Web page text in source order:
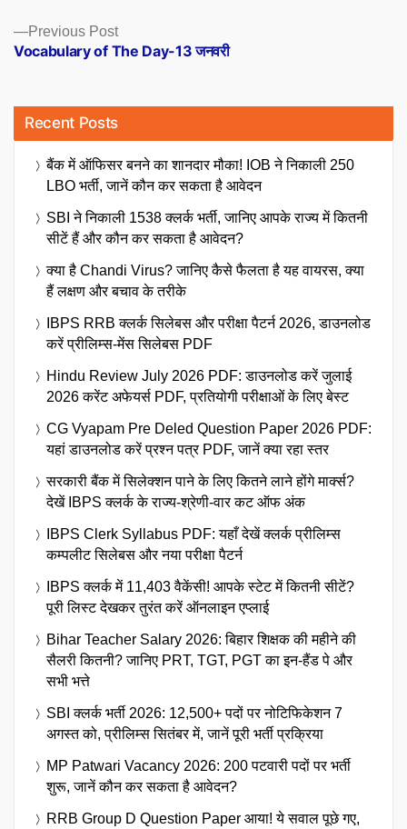
Previous PostPrevious
post:
Vocabulary of The Day-13 जनवरी
Recent Posts
बैंक में ऑफिसर बनने का शानदार मौका! IOB ने निकाली 250
LBO भर्ती, जानें कौन कर सकता है आवेदन
SBI ने निकाली 1538 क्लर्क भर्ती, जानिए आपके राज्य में कितनी
सीटें हैं और कौन कर सकता है आवेदन?
क्या है Chandi Virus? जानिए कैसे फैलता है यह वायरस, क्या
हैं लक्षण और बचाव के तरीके
IBPS RRB क्लर्क सिलेबस और परीक्षा पैटर्न 2026, डाउनलोड
करें प्रीलिम्स-मेंस सिलेबस PDF
Hindu Review July 2026 PDF: डाउनलोड करें जुलाई
2026 करेंट अफेयर्स PDF, प्रतियोगी परीक्षाओं के लिए बेस्ट
CG Vyapam Pre Deled Question Paper 2026 PDF:
यहां डाउनलोड करें प्रश्न पत्र PDF, जानें क्या रहा स्तर
सरकारी बैंक में सिलेक्शन पाने के लिए कितने लाने होंगे मार्क्स?
देखें IBPS क्लर्क के राज्य-श्रेणी-वार कट ऑफ अंक
IBPS Clerk Syllabus PDF: यहाँ देखें क्लर्क प्रीलिम्स
कम्पलीट सिलेबस और नया परीक्षा पैटर्न
IBPS क्लर्क में 11,403 वैकेंसी! आपके स्टेट में कितनी सीटें?
पूरी लिस्ट देखकर तुरंत करें ऑनलाइन एप्लाई
Bihar Teacher Salary 2026: बिहार शिक्षक की महीने की
सैलरी कितनी? जानिए PRT, TGT, PGT का इन-हैंड पे और
सभी भत्ते
SBI क्लर्क भर्ती 2026: 12,500+ पदों पर नोटिफिकेशन 7
अगस्त को, प्रीलिम्स सितंबर में, जानें पूरी भर्ती प्रक्रिया
MP Patwari Vacancy 2026: 200 पटवारी पदों पर भर्ती
शुरू, जानें कौन कर सकता है आवेदन?
RRB Group D Question Paper आया! ये सवाल पूछे गए,